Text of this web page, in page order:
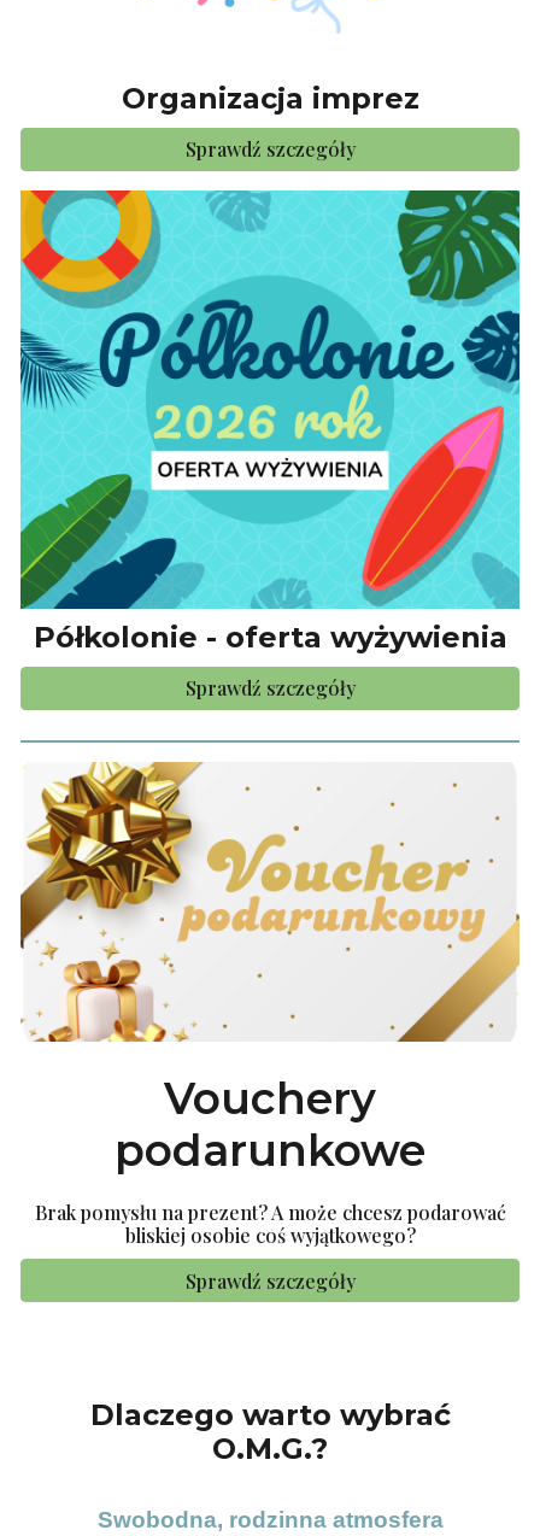
Organizacja imprez
Sprawdź szczegóły
Półkolonie - oferta wyżywienia
Sprawdź szczegóły
Vouchery
podarunkowe
Brak pomysłu na prezent? A może chcesz podarować
bliskiej osobie coś wyjątkowego?
Sprawdź szczegóły
Dlaczego warto wybrać
O.M.G.?
Swobodna, rodzinna atmosfera